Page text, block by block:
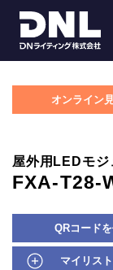
オンライン
屋外用LEDモジ
FXA-T28-
QRコード
マイリス